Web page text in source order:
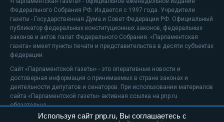
Федерального Собрания РФ. Издается с 1997 года. Учредители
газеты - Государственная Дума и Совет Федерации РФ. Официальный
публикатор федеральных конституционных законов, федеральных
законов и актов палат Федерального Собрания. «Парламентская
газета» имеет пункты печати и представительства в десяти субъектах
федерации.
Сайт «Парламентской газеты» - это оперативные новости и
достоверная информация о принимаемых в стране законах и
деятельности депутатов и сенаторов. При использовании материалов
сайта «Парламентской газеты» активная ссылка на pnp.ru
обязательна.
На информационном ресурсе применяютсярекомендательные
Используя сайт pnp.ru, Вы соглашаетесь с